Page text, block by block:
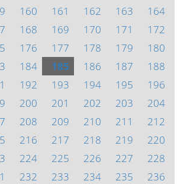
160 161 162 163
164
168 169 170 171
172
176 177 178 179
180
184 185 186 187
188
192 193 194 195
196
200 201 202 203
204
208 209 210 211
212
216 217 218 219
220
224 225 226 227
228
232 233 234 235
236